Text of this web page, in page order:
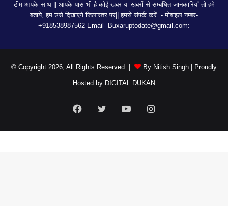
टीम आपके साथ || आपके पास भी है कोई खबर या खबरों से सम्बधित जानकारियाँ तो हमे
बताये, हम उसे दिखाएगे जिलास्तर पर|| हमसे संपर्क करें :- मोबाइल नम्बर-
+918538987562 Email- Buxaruptodate@gmail.com:
© Copyright 2026, All Rights Reserved | By Nitish Singh | Proudly
Hosted by DIGITAL DUKAN
Facebook
Twitter YouTubeInstagram